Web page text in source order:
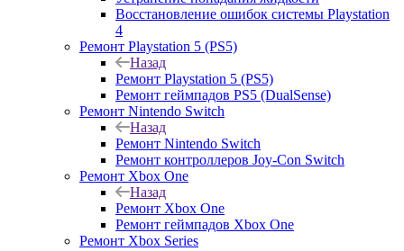
Восстановление ошибок системы Playstation
4
Ремонт Playstation 5 (PS5)
Назад
Ремонт Playstation 5 (PS5)
Ремонт геймпадов PS5 (DualSense)
Ремонт Nintendo Switch
Назад
Ремонт Nintendo Switch
Ремонт контроллеров Joy-Con Switch
Ремонт Xbox One
Назад
Ремонт Xbox One
Ремонт геймпадов Xbox One
Ремонт Xbox Series